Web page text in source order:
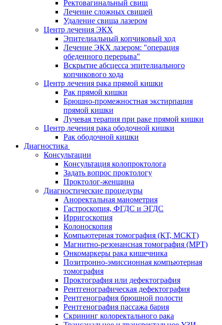
Ректовагинальный свищ
Лечение сложных свищей
Удаление свища лазером
Центр лечения ЭКХ
Эпителиальный копчиковый ход
Лечение ЭКХ лазером: "операция
обеденного перерыва"
Вскрытие абсцесса эпителиального
копчикового хода
Центр лечения рака прямой кишки
Рак прямой кишки
Брюшно-промежностная экстирпация
прямой кишки
Лучевая терапия при раке прямой кишки
Центр лечения рака ободочной кишки
Рак ободочной кишки
Диагностика
Консультации
Консультация колопроктолога
Задать вопрос проктологу
Проктолог-женщина
Диагностические процедуры
Аноректальная манометрия
Гастроскопия, ФГДС и ЭГДС
Ирригоскопия
Колоноскопия
Компьютерная томография (КТ, МСКТ)
Магнитно-резонансная томография (МРТ)
Онкомаркеры рака кишечника
Позитронно-эмиссионная компьютерная
томография
Проктография или дефектография
Рентгенографическая дефектография
Рентгенография брюшной полости
Рентгенография пассажа бария
Скрининг колоректального рака